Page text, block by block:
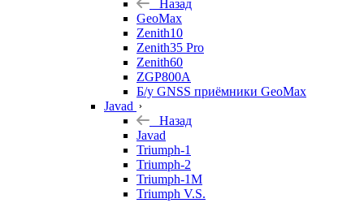
Назад
GeoMax
Zenith10
Zenith35 Pro
Zenith60
ZGP800A
Б/у GNSS приёмники GeoMax
Javad
Назад
Javad
Triumph-1
Triumph-2
Triumph-1M
Triumph V.S.